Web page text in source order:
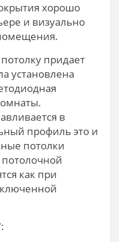
хорошо
и визуально
придает
установлена
в
профиль это и
потолки
как при